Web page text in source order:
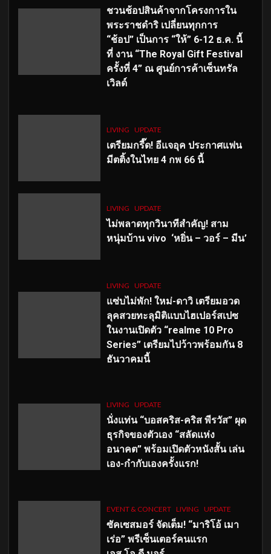
ชวนช้อปสินค้าจากโครงการใน
พระราชดำริ เปลี่ยนทุกการ
“ช้อป” เป็นการ “ให้” 6-12 ธ.ค. นี้
ที่ งาน “The Royal Gift Festival
ครั้งที่ 4” ณ ศูนย์การค้าเซ็นทรัล
เวิลด์
LIVING UPDATE
เตรียมกรี๊ด! อีแจอุค ประกาศแฟน
มีตติ้งในไทย 4 กพ 66 นี้
LIVING UPDATE
ไม่พลาดทุกวินาทีสำคัญ! สาม
หนุ่มบ้าน vivo ‘หยิ่น – วอร์ – มีน’
LIVING UPDATE
แซ่บไม่พัก! ใหม่-ดาวิ เตรียมอวด
ลุคสวยทะลุมิติแบบไฮเปอร์สเปซ
ในงานเปิดตัว “realme 10 Pro
Series” เตรียมไปว้าวพร้อมกัน 8
ธันวาคมนี้
LIVING UPDATE
นั่งแท่น “บอสคริส-คริส พีรวัส” ผุด
ธุรกิจของตัวเอง “สลัดแห่ง
อนาคต” พร้อมเปิดตัวหนังสั้น เล่น
เอง-กำกับเองครั้งแรก!
EVENT & CONCERT LIVING UPDATE
ซัคเซสมอร์ จัดเต็ม! “มาริโอ้ เมา
เร่อ” พรีเซ็นเตอร์คนแรก